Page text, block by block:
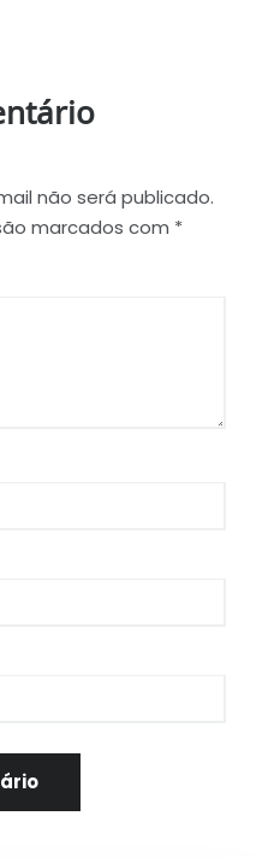
não será publicado.
marcados com *